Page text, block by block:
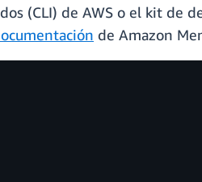
(CLI) de AWS o el kit de
de Amazon